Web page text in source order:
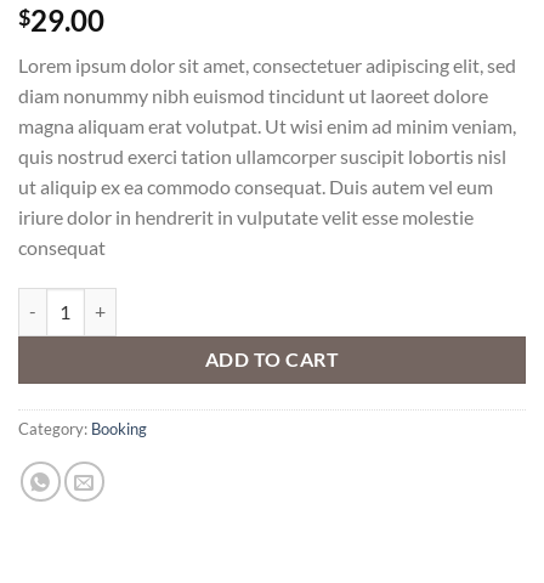
$29.00
Lorem ipsum dolor sit amet, consectetuer adipiscing elit, sed
diam nonummy nibh euismod tincidunt ut laoreet dolore
magna aliquam erat volutpat. Ut wisi enim ad minim veniam,
quis nostrud exerci tation ullamcorper suscipit lobortis nisl
ut aliquip ex ea commodo consequat. Duis autem vel eum
iriure dolor in hendrerit in vulputate velit esse molestie
consequat
ADD TO CART
Category: Booking